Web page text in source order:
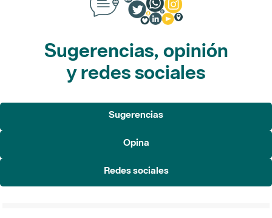
Sugerencias, opinión
y redes sociales
Sugerencias
Opina
Redes sociales